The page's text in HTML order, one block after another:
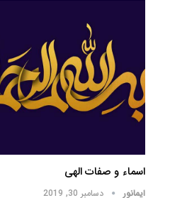
اسماء و صفات الهی
ایمانور دسامبر 30, 2019